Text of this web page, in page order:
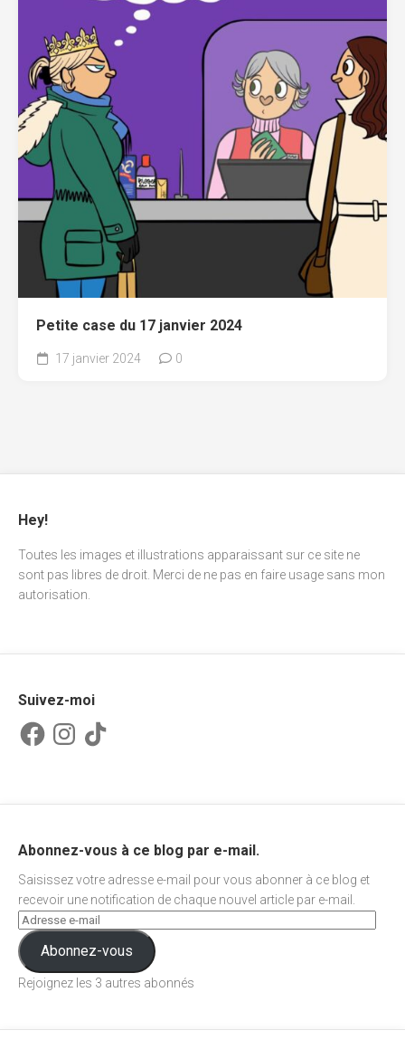
Petite case du 17 janvier 2024
17 janvier 2024 0
Hey!
Toutes les images et illustrations apparaissant sur ce site ne
sont pas libres de droit. Merci de ne pas en faire usage sans mon
autorisation.
Suivez-moi
FacebookInstagram
TikTok
Abonnez-vous à ce blog par e-mail.
Saisissez votre adresse e-mail pour vous abonner à ce blog et
recevoir une notification de chaque nouvel article par e-mail.
Abonnez-vous
Rejoignez les 3 autres abonnés